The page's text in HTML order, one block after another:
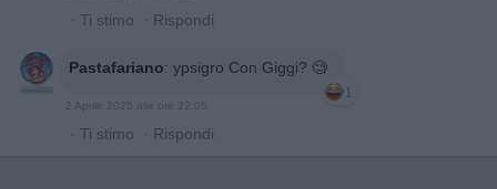
· Ti stimo · Rispondi
Pastafariano: ypsigro Con Giggi? 🧐
1
2 Aprile 2025 alle ore 22:05
· Ti stimo · Rispondi